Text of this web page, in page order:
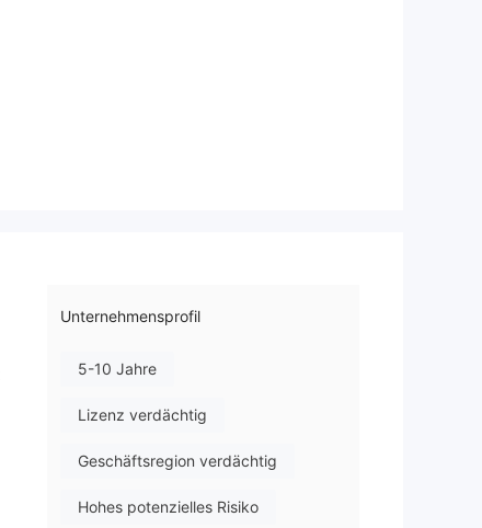
Unternehmensprofil
5-10 Jahre
Lizenz verdächtig
Geschäftsregion verdächtig
Hohes potenzielles Risiko